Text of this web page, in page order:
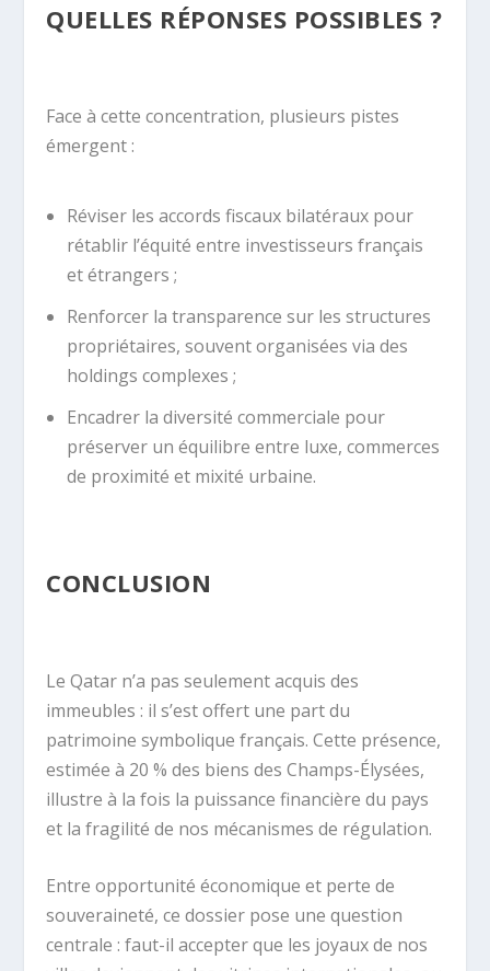
QUELLES RÉPONSES POSSIBLES ?
Face à cette concentration, plusieurs pistes
émergent :
Réviser les accords fiscaux bilatéraux pour
rétablir l’équité entre investisseurs français
et étrangers ;
Renforcer la transparence sur les structures
propriétaires, souvent organisées via des
holdings complexes ;
Encadrer la diversité commerciale pour
préserver un équilibre entre luxe, commerces
de proximité et mixité urbaine.
CONCLUSION
Le Qatar n’a pas seulement acquis des
immeubles : il s’est offert une part du
patrimoine symbolique français. Cette présence,
estimée à 20 % des biens des Champs-Élysées,
illustre à la fois la puissance financière du pays
et la fragilité de nos mécanismes de régulation.
Entre opportunité économique et perte de
souveraineté, ce dossier pose une question
centrale : faut-il accepter que les joyaux de nos